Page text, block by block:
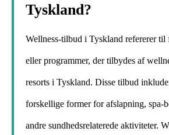
Tyskland?
Wellness-tilbud i Tyskland refererer til
eller programmer, der tilbydes af
resorts i Tyskland. Disse tilbud
forskellige former for afslapning, spa-
andre sundhedsrelaterede aktiviteter.